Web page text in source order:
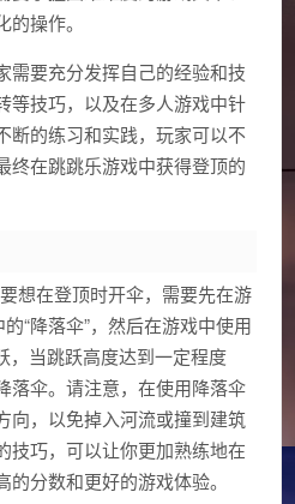
操作。
需要充分发挥自己的经验和技
等技巧，以及在多人游戏中针
断的练习和实践，玩家可以不
终在跳跳乐游戏中获得登顶的
想在登顶时开伞，需要先在游
“降落伞”，然后在游戏中使用
，当跳跃高度达到一定程度
落伞。请注意，在使用降落伞
向，以免掉入河流或撞到建筑
技巧，可以让你更加熟练地在
分数和更好的游戏体验。